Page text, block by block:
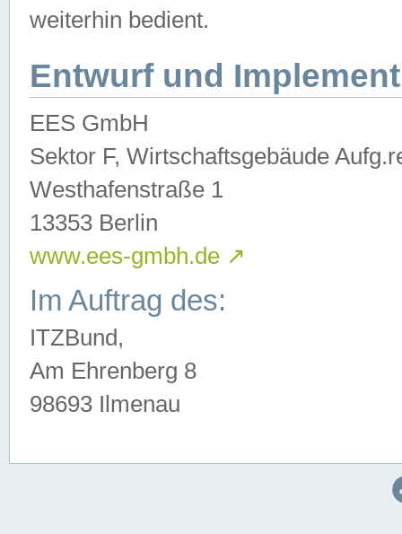
weiterhin bedient.
Entwurf und
EES GmbH
Sektor F, Wirtschaftsgebäude
Westhafenstraße 1
13353 Berlin
www.ees-gmbh.de ↗
Im Auftrag des:
ITZBund,
Am Ehrenberg 8
98693 Ilmenau